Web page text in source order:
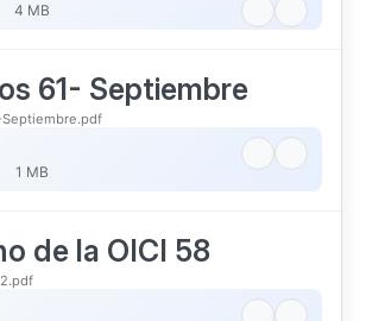
4 MB
61- Septiembre
Septiembre.pdf
1 MB
de la OICI 58